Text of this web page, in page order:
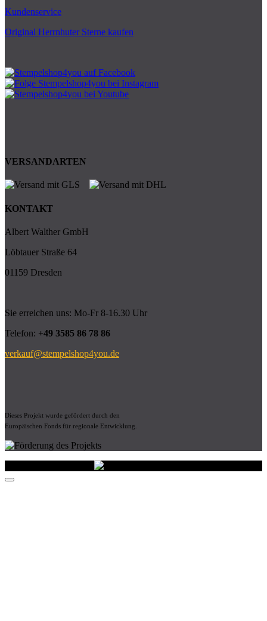
Kundenservice
Original Herrnhuter Sterne kaufen
VERSANDARTEN
KONTAKT
Albert Walther GmbH
Löbtauer Straße 64
01159 Dresden
Sie erreichen uns: Mo-Fr 8-16.30 Uhr
Telefon: +49 3585 86 78 86
verkauf@stempelshop4you.de
Dieses Projekt wurde gefördert durch den
Europäischen Fonds für regionale Entwicklung.